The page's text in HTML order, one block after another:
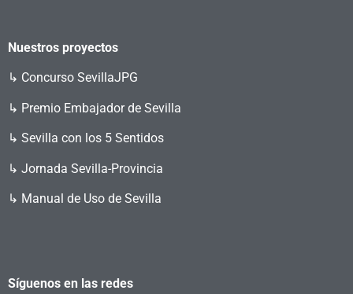
Nuestros proyectos
↳ Concurso SevillaJPG
↳ Premio Embajador de Sevilla
↳ Sevilla con los 5 Sentidos
↳ Jornada Sevilla-Provincia
↳ Manual de Uso de Sevilla
Síguenos en las redes